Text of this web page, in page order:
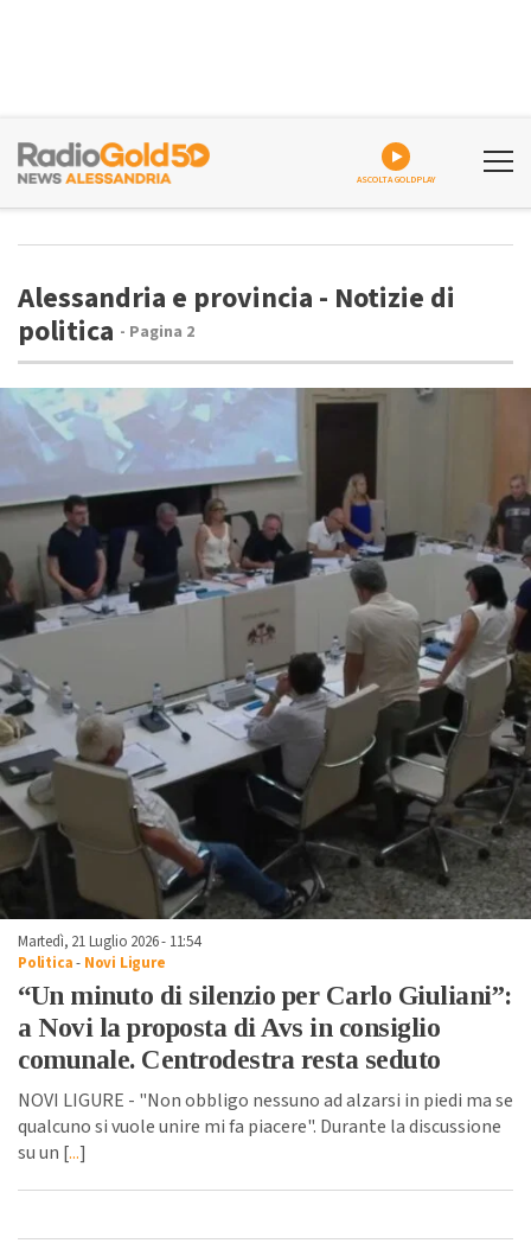
Alessandria e provincia - Notizie di
politica - Pagina 2
Martedì, 21 Luglio 2026 - 11:54
Politica- Novi Ligure
“Un minuto di silenzio per Carlo Giuliani”:
a Novi la proposta di Avs in consiglio
comunale. Centrodestra resta seduto
NOVI LIGURE - "Non obbligo nessuno ad alzarsi in piedi ma se
qualcuno si vuole unire mi fa piacere". Durante la discussione
su un [...]